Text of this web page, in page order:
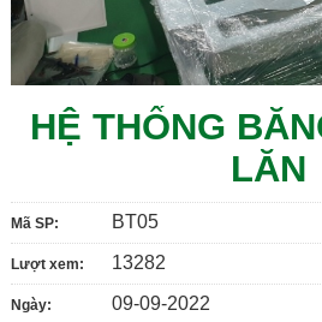
HỆ THỐNG
LĂN
Mã SP: BT05
Lượt xem: 13282
Ngày: 09-09-2022